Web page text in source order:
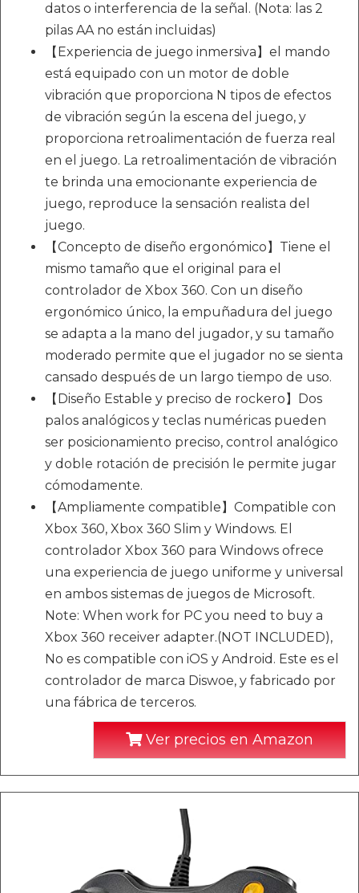
datos o interferencia de la señal. (Nota: las 2
pilas AA no están incluidas)
【Experiencia de juego inmersiva】el mando
está equipado con un motor de doble
vibración que proporciona N tipos de efectos
de vibración según la escena del juego, y
proporciona retroalimentación de fuerza real
en el juego. La retroalimentación de vibración
te brinda una emocionante experiencia de
juego, reproduce la sensación realista del
juego.
【Concepto de diseño ergonómico】Tiene el
mismo tamaño que el original para el
controlador de Xbox 360. Con un diseño
ergonómico único, la empuñadura del juego
se adapta a la mano del jugador, y su tamaño
moderado permite que el jugador no se sienta
cansado después de un largo tiempo de uso.
【Diseño Estable y preciso de rockero】Dos
palos analógicos y teclas numéricas pueden
ser posicionamiento preciso, control analógico
y doble rotación de precisión le permite jugar
cómodamente.
【Ampliamente compatible】Compatible con
Xbox 360, Xbox 360 Slim y Windows. El
controlador Xbox 360 para Windows ofrece
una experiencia de juego uniforme y universal
en ambos sistemas de juegos de Microsoft.
Note: When work for PC you need to buy a
Xbox 360 receiver adapter.(NOT INCLUDED),
No es compatible con iOS y Android. Este es el
controlador de marca Diswoe, y fabricado por
una fábrica de terceros.
Ver precios en Amazon